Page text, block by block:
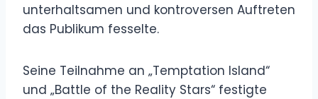
unterhaltsamen und kontroversen Auftreten
das Publikum fesselte.
Seine Teilnahme an „Temptation Island“
und „Battle of the Reality Stars“ festigte